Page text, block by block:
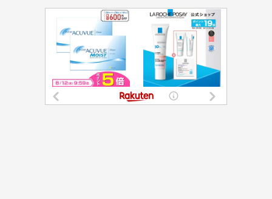
都道府選択